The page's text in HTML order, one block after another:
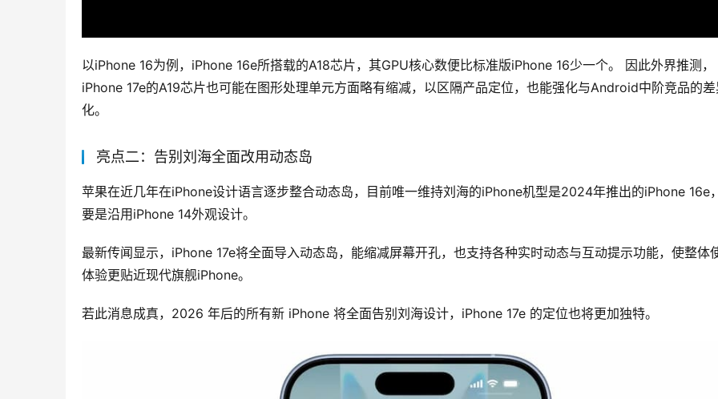
以iPhone 16为例，iPhone 16e所搭载的A18芯片，其GPU核心数便比标准版iPhone 16少一个。 因此外界推测，
iPhone 17e的A19芯片也可能在图形处理单元方面略有缩减，以区隔产品定位，也能强化与Android中阶竞品的
化。
亮点二：告别刘海全面改用动态岛
苹果在近几年在iPhone设计语言逐步整合动态岛，目前唯一维持刘海的iPhone机型是2024年推出的iPhone 16e
要是沿用iPhone 14外观设计。
最新传闻显示，iPhone 17e将全面导入动态岛，能缩减屏幕开孔，也支持各种实时动态与互动提示功能，使整体
体验更贴近现代旗舰iPhone。
若此消息成真，2026 年后的所有新 iPhone 将全面告别刘海设计，iPhone 17e 的定位也将更加独特。